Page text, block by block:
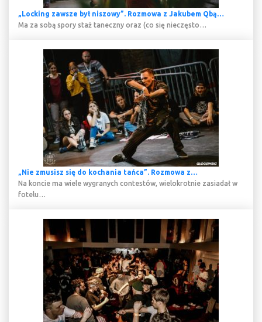
„Locking zawsze był niszowy”. Rozmowa z Jakubem Qbą…
Ma za sobą spory staż taneczny oraz (co się nieczęsto…
„Nie zmusisz się do kochania tańca”. Rozmowa z…
Na koncie ma wiele wygranych contestów, wielokrotnie zasiadał w
fotelu…